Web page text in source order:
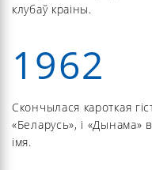
клубаў краіны.
1962
Скончылася кароткая
«Беларусь», і «Дынама»
імя.